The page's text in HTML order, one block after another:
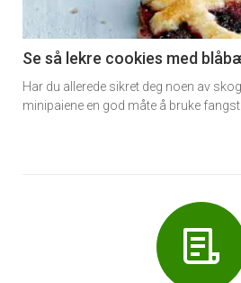
6
Se så lekre cookies med
Har du allerede sikret deg noen av
minipaiene en god måte å bruke